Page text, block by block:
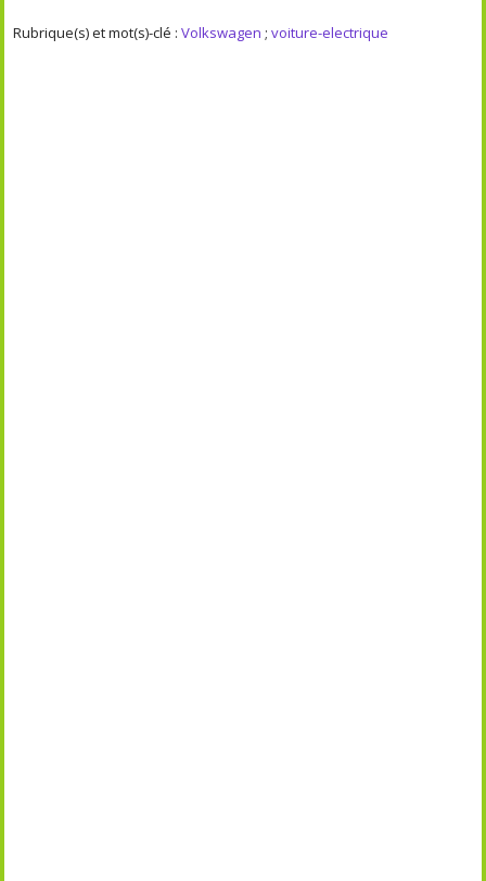
Rubrique(s) et mot(s)-clé :Volkswagen ;voiture-electrique